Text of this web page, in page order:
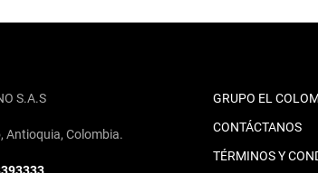
S.A.S
Antioquia, Colombia.
GRUPO EL
CONTÁCTANOS
TÉRMINOS Y